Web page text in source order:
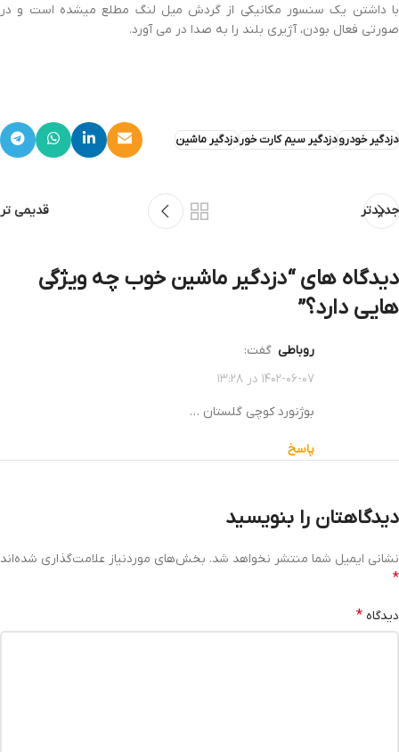
با داشتن یک سنسور مکانیکی از گردش میل لنگ مطلع میشده است و در
صورتی فعال بودن، آژیری بلند را به صدا در می آورد.
دزدگیر خودرودزدگیر سیم کارت خور دزدگیر ماشین
جدیدتر قدیمی تر
دیدگاه های “دزدگیر ماشین خوب چه ویژگی
هایی دارد؟”
روباطی گفت:
۱۴۰۲-۰۶-۰۷ در ۱۳:۲۸
بوژنورد کوچی گلستان …
پاسخ
دیدگاهتان را بنویسید
نشانی ایمیل شما منتشر نخواهد شد. بخش‌های موردنیاز علامت‌گذاری شده‌اند
*
دیدگاه *